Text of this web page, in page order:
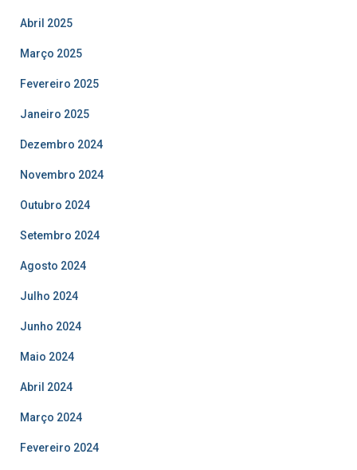
Abril 2025
Março 2025
Fevereiro 2025
Janeiro 2025
Dezembro 2024
Novembro 2024
Outubro 2024
Setembro 2024
Agosto 2024
Julho 2024
Junho 2024
Maio 2024
Abril 2024
Março 2024
Fevereiro 2024